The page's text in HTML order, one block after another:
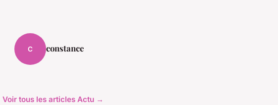
C constance
Voir tous les articles Actu →